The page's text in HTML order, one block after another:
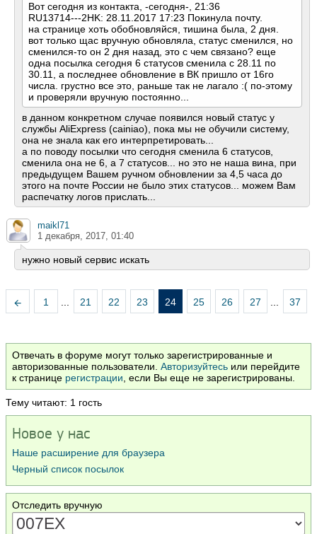
Вот сегодня из контакта, -сегодня-, 21:36
RU13714---2HK: 28.11.2017 17:23 Покинула почту.
на странице хоть обобновляйся, тишина была, 2 дня.
вот только щас вручную обновляла, статус сменился, но
сменился-то он 2 дня назад, это с чем связано? еще
одна посылка сегодня 6 статусов сменила с 28.11 по
30.11, а последнее обновление в ВК пришло от 16го
числа. грустно все это, раньше так не лагало :( по-этому
и проверяли вручную постоянно...
в данном конкретном случае появился новый статус у
службы AliExpress (cainiao), пока мы не обучили систему,
она не знала как его интерпретировать...
а по поводу посылки что сегодня сменила 6 статусов,
сменила она не 6, а 7 статусов... но это не наша вина, при
предыдущем Вашем ручном обновлении за 4,5 часа до
этого на почте России не было этих статусов... можем Вам
распечатку логов прислать...
maikl71
1 декабря, 2017, 01:40
нужно новый сервис искать
1 ... 21 22 23 24 25 26 27 ... 37
Отвечать в форуме могут только зарегистрированные и
авторизованные пользователи. Авторизуйтесь или перейдите
к странице регистрации, если Вы еще не зарегистрированы.
Тему читают: 1 гость
Новое у нас
Наше расширение для браузера
Черный список посылок
Отследить вручную